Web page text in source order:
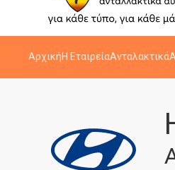
ΑρχικήΗ ΕταιρείαΑνταλακτικά